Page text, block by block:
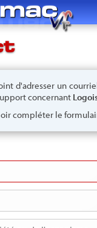
d'adresser un
concernant
compléter le